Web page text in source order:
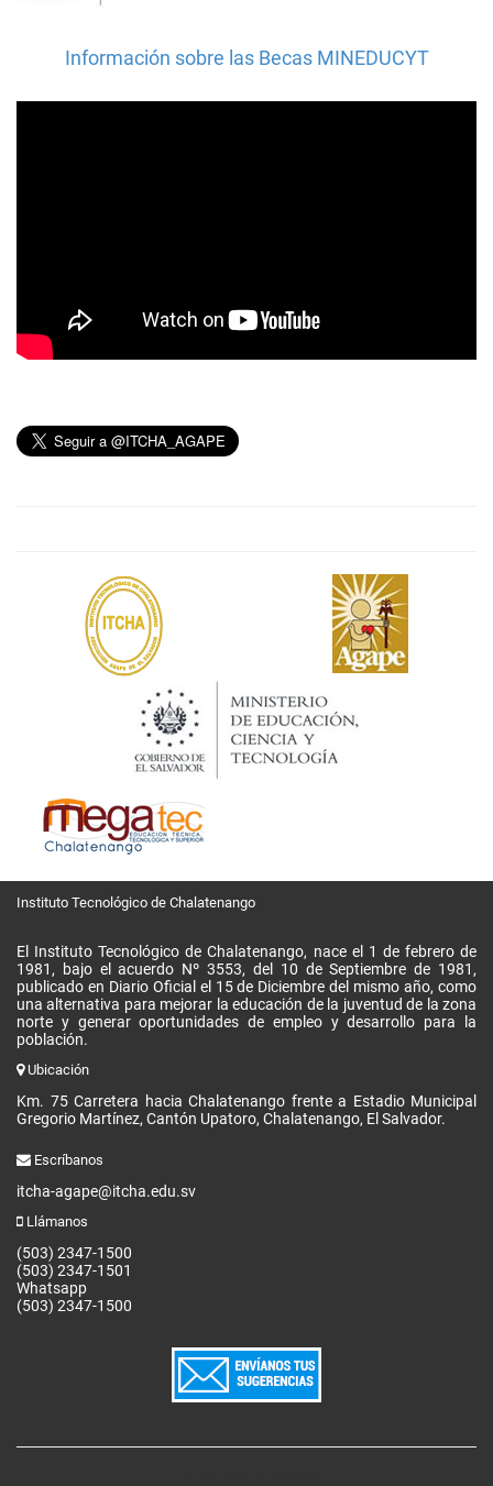
Información sobre las Becas MINEDUCYT
Instituto Tecnológico de Chalatenango
El Instituto Tecnológico de Chalatenango, nace el 1 de febrero de
1981, bajo el acuerdo Nº 3553, del 10 de Septiembre de 1981,
publicado en Diario Oficial el 15 de Diciembre del mismo año, como
una alternativa para mejorar la educación de la juventud de la zona
norte y generar oportunidades de empleo y desarrollo para la
población.
Ubicación
Km. 75 Carretera hacia Chalatenango frente a Estadio Municipal
Gregorio Martínez, Cantón Upatoro, Chalatenango, El Salvador.
Escríbanos
itcha-agape@itcha.edu.sv
Llámanos
(503) 2347-1500
(503) 2347-1501
Whatsapp
(503) 2347-1500